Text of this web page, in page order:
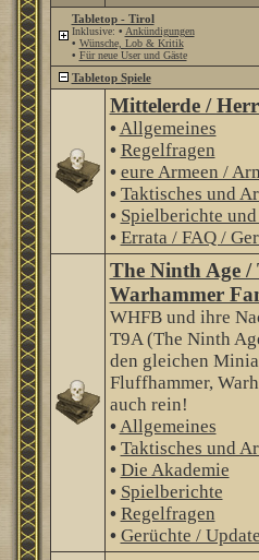
Tabletop - Tirol
Inklusive: • Ankündigungen
• Wünsche, Lob & Kritik
• Für neue User und Gäste
Tabletop Spiele
Mittelerde /
•Allgemeines
• Regelfragen
• eure Armeen /
• Taktisches und
• Spielberichte
• Errata / FAQ /
The Ninth Age
Warhammer
WHFB und ihre
T9A (The Ninth
den gleichen
Fluffhammer,
auch rein!
•Allgemeines
• Taktisches und
• Die Akademie
• Spielberichte
• Regelfragen
• Gerüchte /